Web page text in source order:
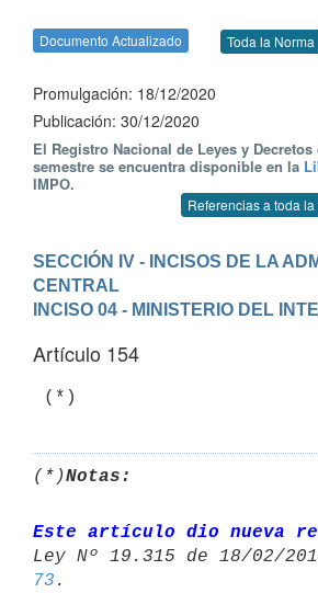
Documento Actualizado Toda la Norma
Promulgación: 18/12/2020
Publicación: 30/12/2020
El Registro Nacional de Leyes y
semestre se encuentra disponible en la
IMPO.
Referencias a toda la
SECCIÓN IV - INCISOS DE LA
CENTRAL
INCISO 04 - MINISTERIO DEL
Artículo 154
(*)
(*)Notas:
Este artículo dio nueva
73